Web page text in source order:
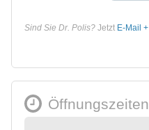
Sind Sie Dr. Polis? Jetzt E-Mail
Öffnungszeiten